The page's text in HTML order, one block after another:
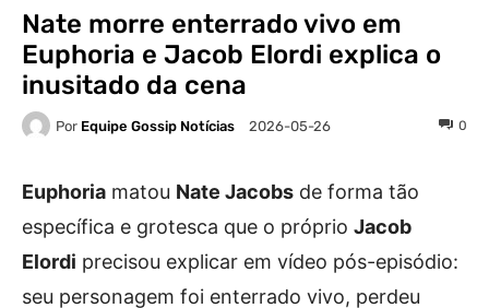
Nate morre enterrado vivo em
Euphoria e Jacob Elordi explica o
inusitado da cena
Por Equipe Gossip Notícias 2026-05-26 0
Euphoria matou Nate Jacobs de forma tão
específica e grotesca que o próprio Jacob
Elordi precisou explicar em vídeo pós-episódio:
seu personagem foi enterrado vivo, perdeu